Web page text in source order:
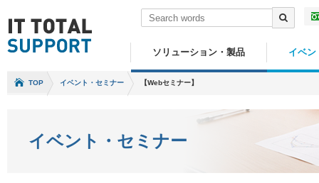
ソリューション・製品 イベン
TOP イベント・セミナー 【Webセミナー】
イベント・セミナー